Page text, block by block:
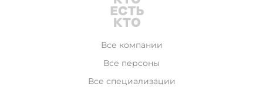
Все компании
Все персоны
Все специализации